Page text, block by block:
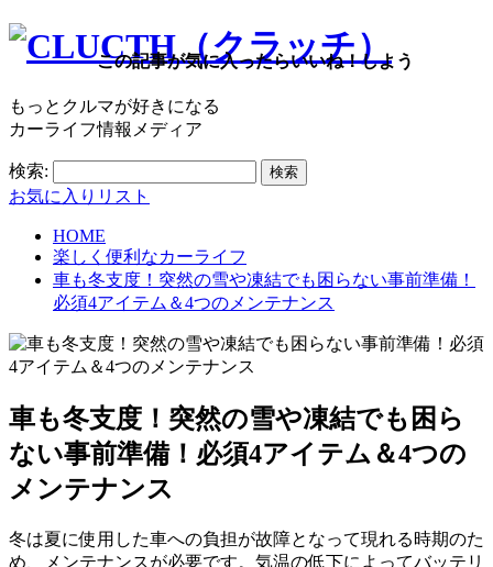
もっとクルマが好きになる
カーライフ情報メディア
検索:
お気に入りリスト
HOME
楽しく便利なカーライフ
車も冬支度！突然の雪や凍結でも困らない事前準備！
必須4アイテム＆4つのメンテナンス
車も冬支度！突然の雪や凍結でも困ら
ない事前準備！必須4アイテム＆4つの
メンテナンス
冬は夏に使用した車への負担が故障となって現れる時期のた
め、メンテナンスが必要です。気温の低下によってバッテリ
この記事が気に入ったらいいね！しよう